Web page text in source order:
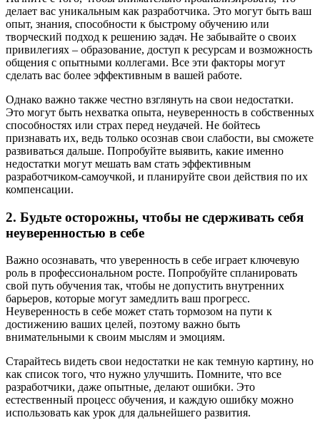
делает вас уникальным как разработчика. Это могут быть ваш
опыт, знания, способности к быстрому обучению или
творческий подход к решению задач. Не забывайте о своих
привилегиях – образование, доступ к ресурсам и возможность
общения с опытными коллегами. Все эти факторы могут
сделать вас более эффективным в вашей работе.
Однако важно также честно взглянуть на свои недостатки.
Это могут быть нехватка опыта, неуверенность в собственных
способностях или страх перед неудачей. Не бойтесь
признавать их, ведь только осознав свои слабости, вы сможете
развиваться дальше. Попробуйте выявить, какие именно
недостатки могут мешать вам стать эффективным
разработчиком-самоучкой, и планируйте свои действия по их
компенсации.
2. Будьте осторожны, чтобы не сдерживать себя
неуверенностью в себе
Важно осознавать, что уверенность в себе играет ключевую
роль в профессиональном росте. Попробуйте спланировать
свой путь обучения так, чтобы не допустить внутренних
барьеров, которые могут замедлить ваш прогресс.
Неуверенность в себе может стать тормозом на пути к
достижению ваших целей, поэтому важно быть
внимательными к своим мыслям и эмоциям.
Старайтесь видеть свои недостатки не как темную картину, но
как список того, что нужно улучшить. Помните, что все
разработчики, даже опытные, делают ошибки. Это
естественный процесс обучения, и каждую ошибку можно
использовать как урок для дальнейшего развития.